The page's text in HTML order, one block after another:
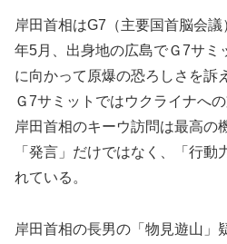
岸田首相はG7（主要国首脳会
年5月、出身地の広島でＧ7サミ
に向かって原爆の恐ろしさを訴
Ｇ7サミットではウクライナへ
岸田首相のキーウ訪問は最高の
「発言」だけではなく、「行
れている。
岸田首相の長男の「物見遊山」